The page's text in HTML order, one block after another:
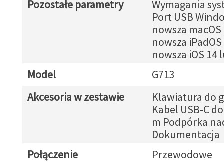
Pozostałe parametry
Wymagania
Port USB
nowsza
nowsza
nowsza iOS 14
Model
G713
Akcesoria w zestawie
Klawiatura do
Kabel USB-C
m Podpórka
Dokumentacja
Połączenie
Przewodowe